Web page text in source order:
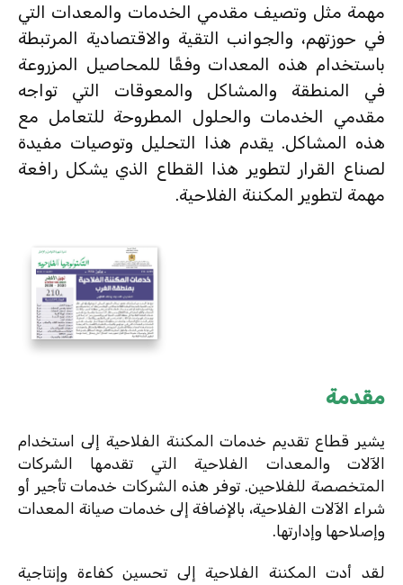
مهمة مثل وتصيف مقدمي الخدمات والمعدات التي
في حوزتهم، والجوانب التقية والاقتصادية المرتبطة
باستخدام هذه المعدات وفقًا للمحاصيل المزروعة
في المنطقة والمشاكل والمعوقات التي تواجه
مقدمي الخدمات والحلول المطروحة للتعامل مع
هذه المشاكل. يقدم هذا التحليل وتوصيات مفيدة
لصناع القرار لتطوير هذا القطاع الذي يشكل رافعة
مهمة لتطوير المكننة الفلاحية.
مقدمة
يشير قطاع تقديم خدمات المكننة الفلاحية إلى استخدام
الآلات والمعدات الفلاحية التي تقدمها الشركات
المتخصصة للفلاحين. توفر هذه الشركات خدمات تأجير أو
شراء الآلات الفلاحية، بالإضافة إلى خدمات صيانة المعدات
وإصلاحها وإدارتها.
لقد أدت المكننة الفلاحية إلى تحسين كفاءة وإنتاجية